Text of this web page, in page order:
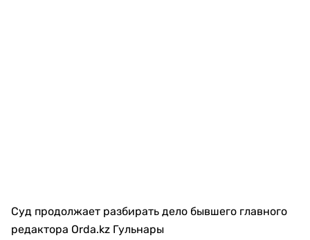
Суд продолжает разбирать дело бывшего главного
редактора Orda.kz Гульнары